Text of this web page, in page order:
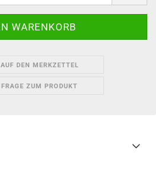
AUF DEN MERKZETTEL
FRAGE ZUM PRODUKT